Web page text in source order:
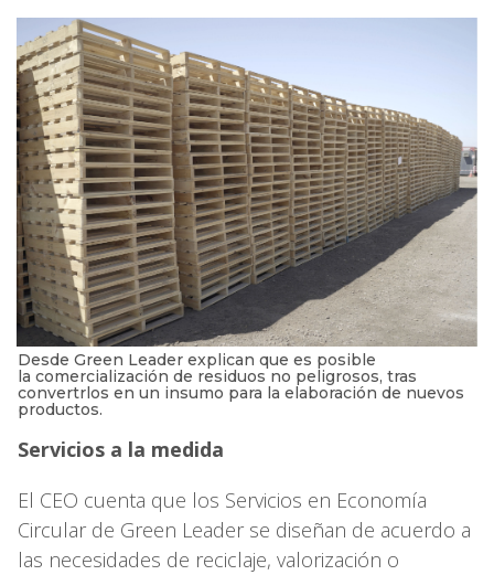
Desde Green Leader explican que es posible
la comercialización de residuos no peligrosos, tras
convertrlos en un insumo para la elaboración de nuevos
productos.
Servicios a la medida
El CEO cuenta que los Servicios en Economía
Circular de Green Leader se diseñan de acuerdo a
las necesidades de reciclaje, valorización o